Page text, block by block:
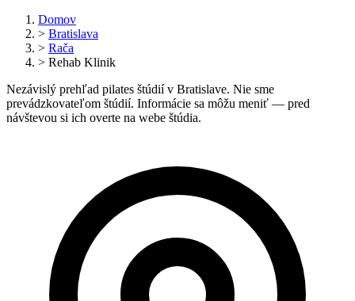
Domov
> Bratislava
> Rača
> Rehab Klinik
Nezávislý prehľad pilates štúdií v Bratislave. Nie sme
prevádzkovateľom štúdií. Informácie sa môžu meniť — pred
návštevou si ich overte na webe štúdia.